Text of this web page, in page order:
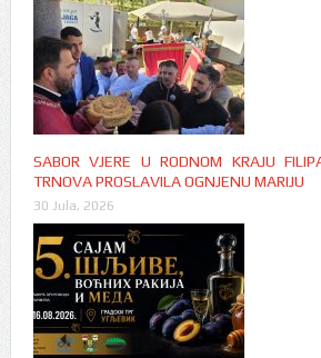
SABOR VJERE U RODNOM KRAJU
TRNOVA PROSLAVILA OGNJENU MARIJU
30 Jula, 2026